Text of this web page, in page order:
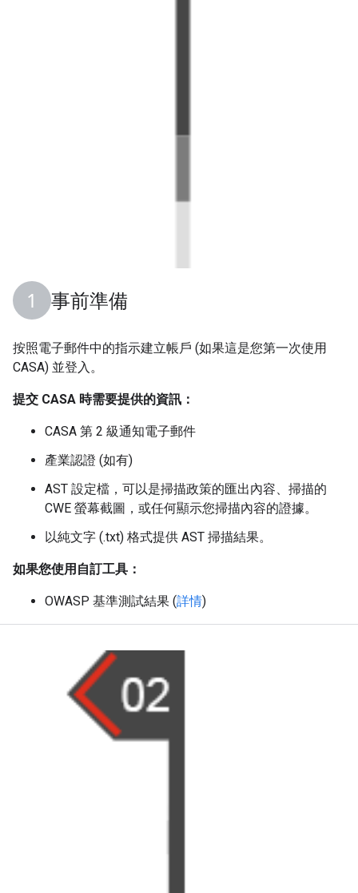
事前準備
按照電子郵件中的指示建立帳戶 (如果這是您第一次使用
CASA) 並登入。
提交 CASA 時需要提供的資訊：
CASA 第 2 級通知電子郵件
產業認證 (如有)
AST 設定檔，可以是掃描政策的匯出內容、掃描的
CWE 螢幕截圖，或任何顯示您掃描內容的證據。
以純文字 (.txt) 格式提供 AST 掃描結果。
如果您使用自訂工具：
OWASP 基準測試結果 (詳情)